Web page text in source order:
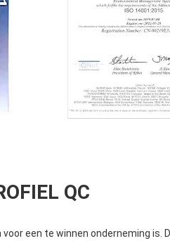
QC
een te winnen onderneming is.